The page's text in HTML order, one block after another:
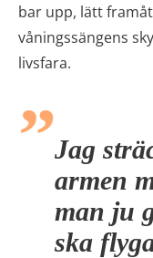
bar upp, lätt
våningssängens
livsfara.
Jag
armen
man ju
ska